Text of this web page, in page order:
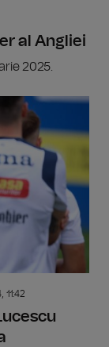
al Angliei
2025.
11:42